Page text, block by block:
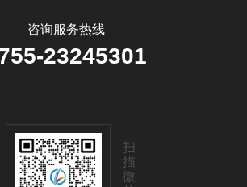
咨询服务热线
23245301
扫
描
微